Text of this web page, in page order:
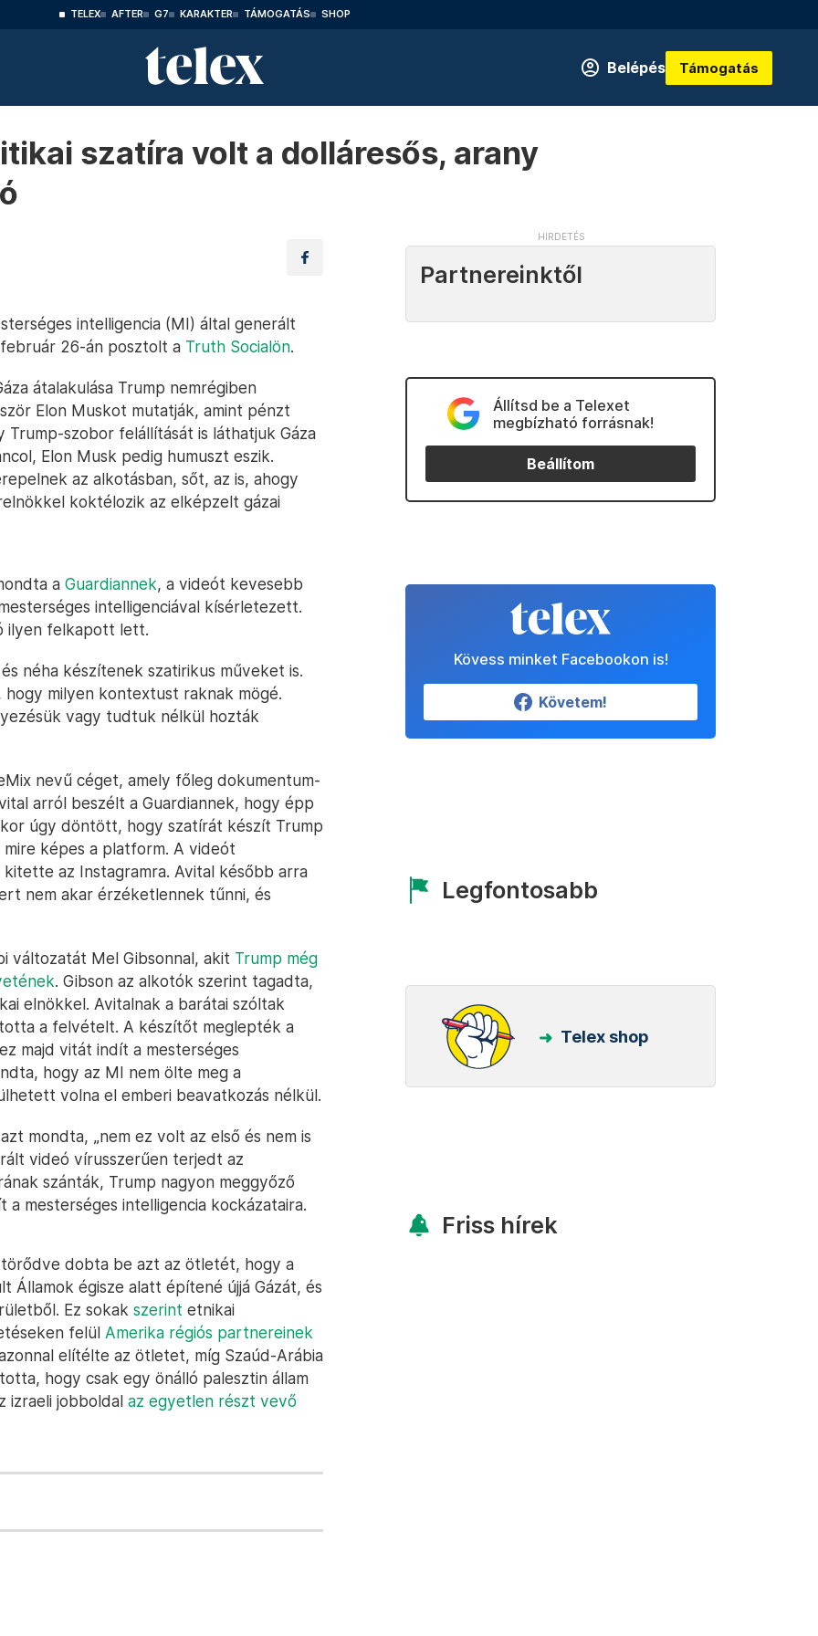
TELEX AFTER G7 KARAKTER TÁMOGATÁS SHOP
Belépés Támogatás
szatíra volt a dolláresős, arany
intelligencia (MI) által generált
26-án posztolt a Truth Socialön.
átalakulása Trump nemrégiben
Elon Muskot mutatják, amint pénzt
Trump-szobor felállítását is láthatjuk Gáza
Elon Musk pedig humuszt eszik.
az alkotásban, sőt, az is, ahogy
koktélozik az elképzelt gázai
a Guardiannek, a videót kevesebb
intelligenciával kísérletezett.
ilyen felkapott lett.
néha készítenek szatirikus műveket is.
milyen kontextust raknak mögé.
vagy tudtuk nélkül hozták
nevű céget, amely főleg dokumentum-
arról beszélt a Guardiannek, hogy épp
úgy döntött, hogy szatírát készít Trump
képes a platform. A videót
az Instagramra. Avital később arra
nem akar érzéketlennek tűnni, és
változatát Mel Gibsonnal, akit Trump még
. Gibson az alkotók szerint tagadta,
elnökkel. Avitalnak a barátai szóltak
a felvételt. A készítőt meglepték a
majd vitát indít a mesterséges
hogy az MI nem ölte meg a
volna el emberi beavatkozás nélkül.
mondta, „nem ez volt az első és nem is
videó vírusszerűen terjedt az
szánták, Trump nagyon meggyőző
mesterséges intelligencia kockázataira.
dobta be azt az ötletét, hogy a
Államok égisze alatt építené újjá Gázát, és
Ez sokak szerint etnikai
felül Amerika régiós partnereinek
elítélte az ötletet, míg Szaúd-Arábia
hogy csak egy önálló palesztin állam
izraeli jobboldal az egyetlen részt vevő
Partnereinktől
Állítsd be a Telexet
megbízható forrásnak!
Beállítom
Kövess minket Facebookon is!
Követem!
Legfontosabb
Telex shop
Friss hírek